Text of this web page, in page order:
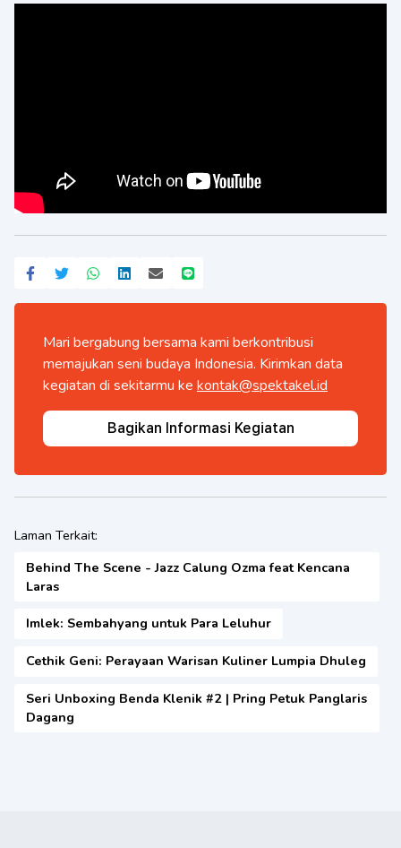
Mari bergabung bersama kami berkontribusi
memajukan seni budaya Indonesia. Kirimkan data
kegiatan di sekitarmu ke kontak@spektakel.id
Bagikan Informasi Kegiatan
Laman Terkait:
Behind The Scene - Jazz Calung Ozma feat Kencana
Laras
Imlek: Sembahyang untuk Para Leluhur
Cethik Geni: Perayaan Warisan Kuliner Lumpia Dhuleg
Seri Unboxing Benda Klenik #2 | Pring Petuk Panglaris
Dagang